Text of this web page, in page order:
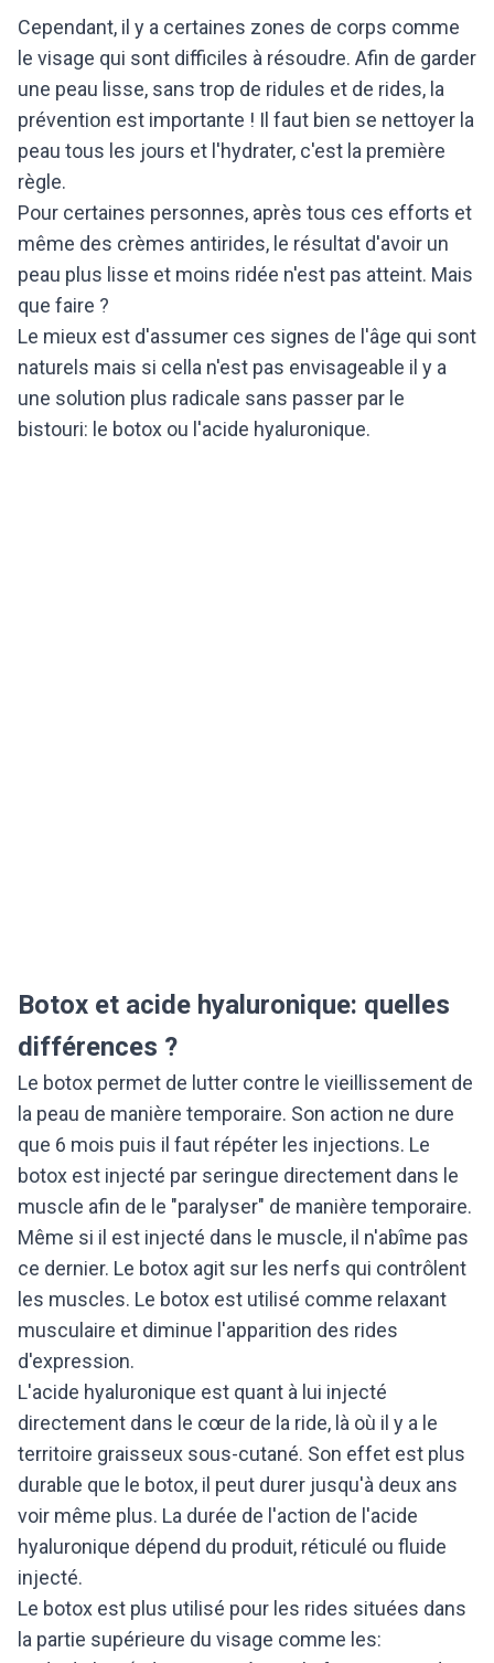
Cependant, il y a certaines zones de corps comme
le visage qui sont difficiles à résoudre. Afin de garder
une peau lisse, sans trop de ridules et de rides, la
prévention est importante ! Il faut bien se nettoyer la
peau tous les jours et l'hydrater, c'est la première
règle.
Pour certaines personnes, après tous ces efforts et
même des crèmes antirides, le résultat d'avoir un
peau plus lisse et moins ridée n'est pas atteint. Mais
que faire ?
Le mieux est d'assumer ces signes de l'âge qui sont
naturels mais si cella n'est pas envisageable il y a
une solution plus radicale sans passer par le
bistouri: le botox ou l'acide hyaluronique.
Botox et acide hyaluronique: quelles
différences ?
Le botox permet de lutter contre le vieillissement de
la peau de manière temporaire. Son action ne dure
que 6 mois puis il faut répéter les injections. Le
botox est injecté par seringue directement dans le
muscle afin de le "paralyser" de manière temporaire.
Même si il est injecté dans le muscle, il n'abîme pas
ce dernier. Le botox agit sur les nerfs qui contrôlent
les muscles. Le botox est utilisé comme relaxant
musculaire et diminue l'apparition des rides
d'expression.
L'acide hyaluronique est quant à lui injecté
directement dans le cœur de la ride, là où il y a le
territoire graisseux sous-cutané. Son effet est plus
durable que le botox, il peut durer jusqu'à deux ans
voir même plus. La durée de l'action de l'acide
hyaluronique dépend du produit, réticulé ou fluide
injecté.
Le botox est plus utilisé pour les rides situées dans
la partie supérieure du visage comme les: